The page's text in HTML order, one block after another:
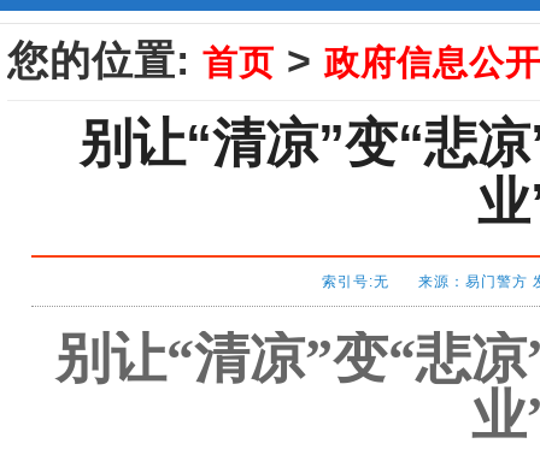
您的位置: 首页 > 政府信息公开
别让“清凉”变“悲
索引号:无 来源：易门警
别让“清凉”变“悲凉
业